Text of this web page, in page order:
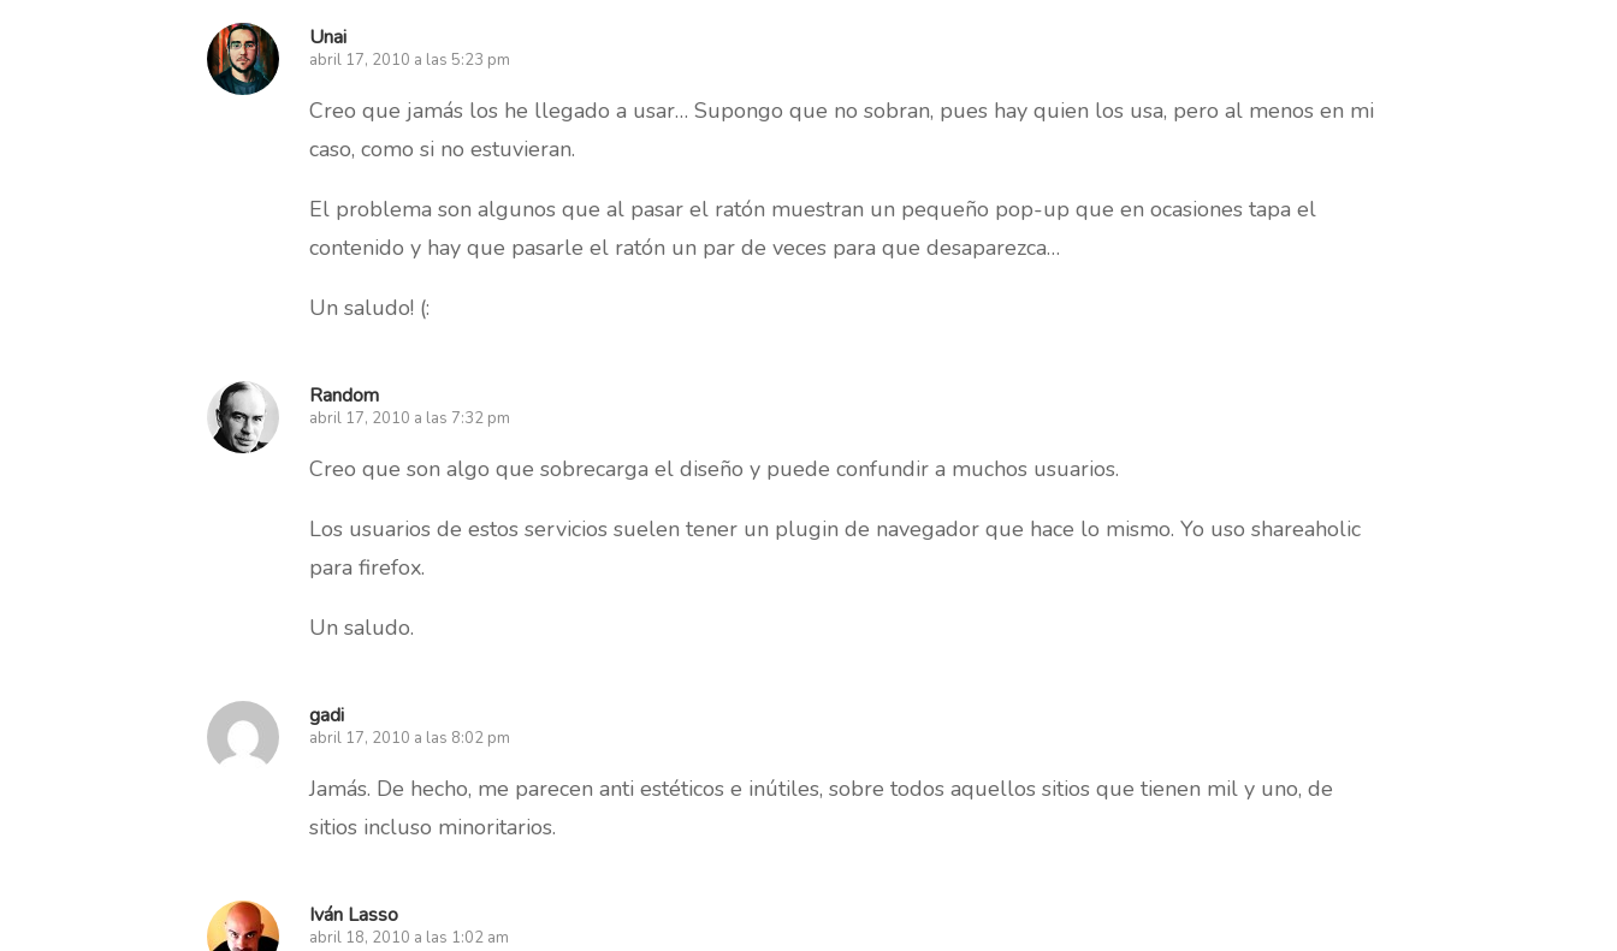
Unai
abril 17, 2010 a las 5:23 pm
Creo que jamás los he llegado a usar… Supongo que no sobran, pues hay quien los usa, pero al menos en mi
caso, como si no estuvieran.
El problema son algunos que al pasar el ratón muestran un pequeño pop-up que en ocasiones tapa el
contenido y hay que pasarle el ratón un par de veces para que desaparezca…
Un saludo! (:
Random
abril 17, 2010 a las 7:32 pm
Creo que son algo que sobrecarga el diseño y puede confundir a muchos usuarios.
Los usuarios de estos servicios suelen tener un plugin de navegador que hace lo mismo. Yo uso shareaholic
para firefox.
Un saludo.
gadi
abril 17, 2010 a las 8:02 pm
Jamás. De hecho, me parecen anti estéticos e inútiles, sobre todos aquellos sitios que tienen mil y uno, de
sitios incluso minoritarios.
Iván Lasso
abril 18, 2010 a las 1:02 am